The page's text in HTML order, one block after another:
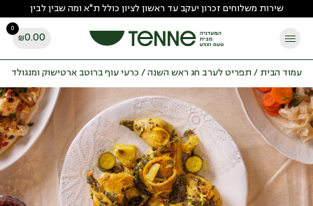
to
content
שירות משלוחים זכרון יעקב עד ראשון לציון כולל ת"א ומה שבין לבין
0
₪0.00
עמוד הבית / תפריט לערב חג ראש השנה/ כרעי עוף ברוטב ארטישוק ומנגולד